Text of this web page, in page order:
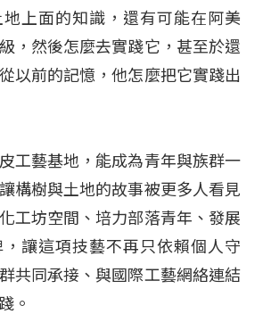
上面的知識，還有可能在阿美
，然後怎麼去實踐它，甚至於還
以前的記憶，他怎麼把它實踐出
工藝基地，能成為青年與族群一
構樹與土地的故事被更多人看見
工坊空間、培力部落青年、發展
讓這項技藝不再只依賴個人守
共同承接、與國際工藝網絡連結
。